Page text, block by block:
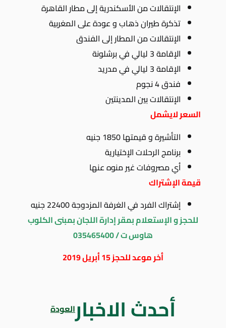
الإنتقالات من الأسكندرية إلى مطار القاهرة
تذكرة طيران ذهاب و عودة على المغربية
الإنتقالات من المطار إلى الفندق
الإقامة 3 ليالي في برشلونة
الإقامة 3 ليالي في مدريد
فندق 4 نجوم
الإنتقالات بين المدينتين
السعر لايشمل
التأشيرة و قيمتها 1850 جنيه
برنامج الرحلات الإختيارية
أي مصروفات غير منوه عنها
قيمة الإشتراك
إشتراك الفرد في الغرفة المزدوجة 22400 جنيه
للحجز و الإستعلام بمقر إدارة اللجان بمبنى الكلوب
هاوس ت / 035465400
أخر موعد للحجز 15 أبريل 2019
أحدث الاخبارالعودة